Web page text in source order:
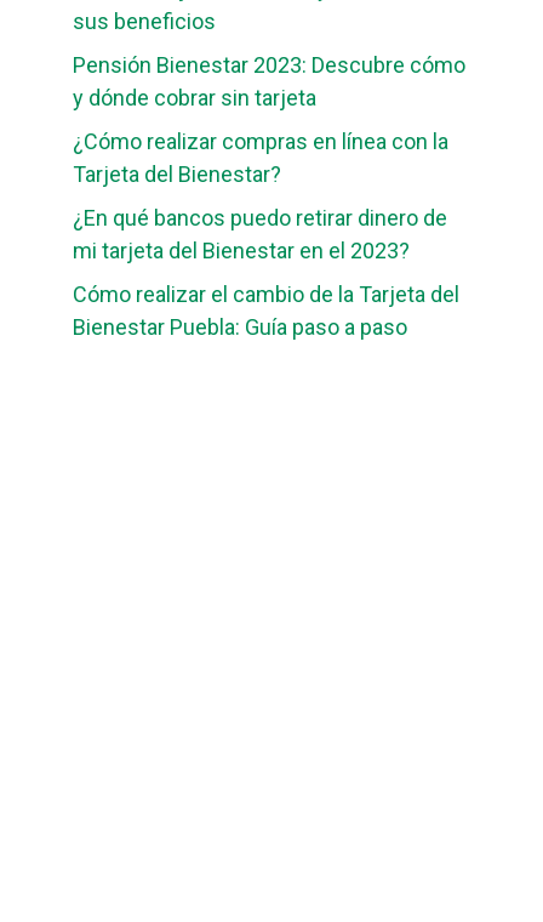
sus beneficios
Pensión Bienestar 2023: Descubre cómo
y dónde cobrar sin tarjeta
¿Cómo realizar compras en línea con la
Tarjeta del Bienestar?
¿En qué bancos puedo retirar dinero de
mi tarjeta del Bienestar en el 2023?
Cómo realizar el cambio de la Tarjeta del
Bienestar Puebla: Guía paso a paso